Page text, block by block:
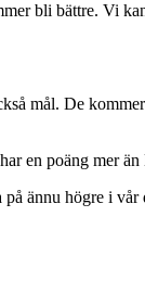
bli bättre. Vi
mål. De
en poäng mer
ännu högre i